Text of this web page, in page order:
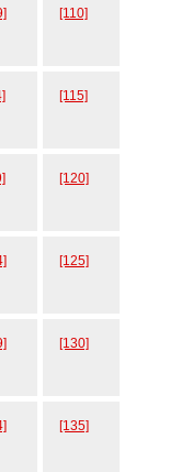
[110]
[115]
[120]
[125]
[130]
[135]